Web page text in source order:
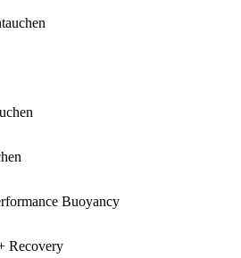
Buoyancy
Recovery